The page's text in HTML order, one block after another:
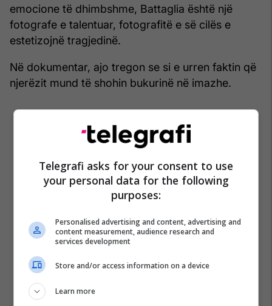
emocione të dhimbshme, Battaglia është një
fotografe e talentuar, fotografitë e së cilës e
estetizojnë tragjedinë.
Në dokumentar, ajo tregon se si e urren faktin që
njerëzit mund të shohin bukurinë në imazhe.
Telegrafi asks for your consent to use
your personal data for the following
purposes:
Personalised advertising and content, advertising and
content measurement, audience research and
services development
Store and/or access information on a device
Learn more